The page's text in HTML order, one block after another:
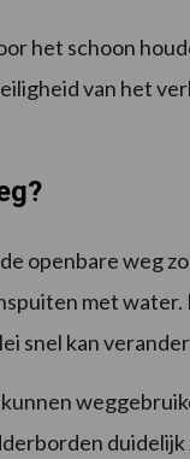
het schoon
van het
openbare weg
met
snel kan